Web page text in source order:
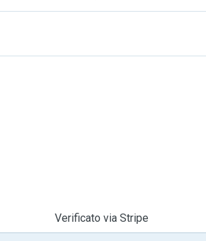
Verificato via Stripe